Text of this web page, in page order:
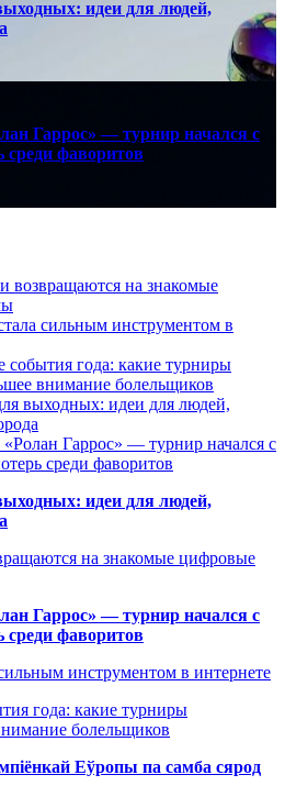
идеи для людей,
Гаррос» — турнир начался с
среди фаворитов
возвращаются на знакомые
сильным инструментом в
события года: какие турниры
внимание болельщиков
выходных: идеи для людей,
Гаррос» — турнир начался с
среди фаворитов
идеи для людей,
на знакомые цифровые
Гаррос» — турнир начался с
среди фаворитов
инструментом в интернете
года: какие турниры
болельщиков
Еўропы па самба сярод